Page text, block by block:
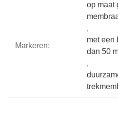
Markeren:
op maat
,
met een
dan 50
,